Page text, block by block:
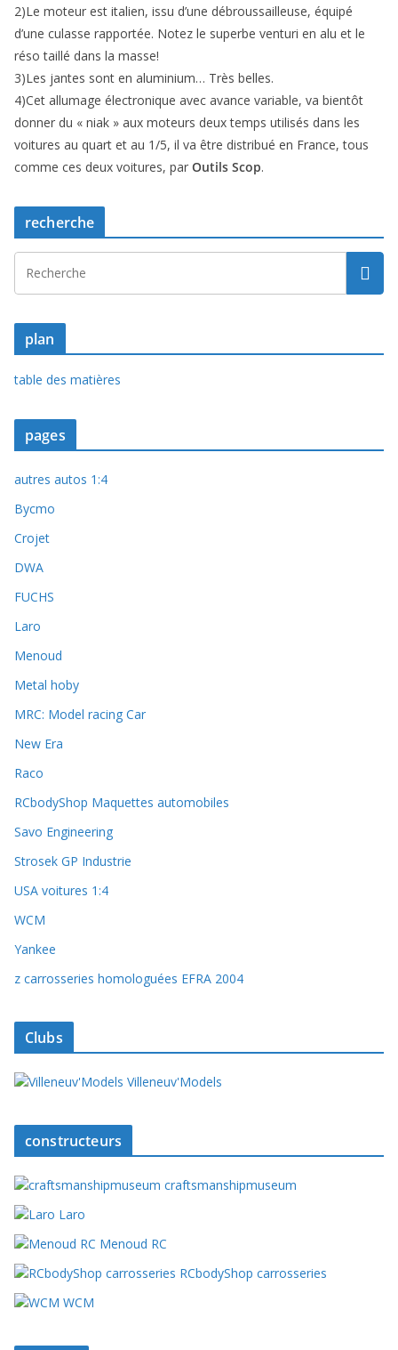
2)Le moteur est italien, issu d’une débroussailleuse, équipé
d’une culasse rap­portée. Notez le superbe venturi en alu et le
réso taillé dans la masse!
3)Les jantes sont en aluminium… Très belles.
4)Cet allumage électronique avec avance variable, va bientôt
donner du « niak » aux moteurs deux temps utilisés dans les
voi­tures au quart et au 1/5, il va être distribué en France, tous
comme ces deux voitures, par Outils Scop.
recherche
plan
table des matières
pages
autres autos 1:4
Bycmo
Crojet
DWA
FUCHS
Laro
Menoud
Metal hoby
MRC: Model racing Car
New Era
Raco
RCbodyShop Maquettes automobiles
Savo Engineering
Strosek GP Industrie
USA voitures 1:4
WCM
Yankee
z carrosseries homologuées EFRA 2004
Clubs
Villeneuv'Models
constructeurs
craftsmanshipmuseum
Laro
Menoud RC
RCbodyShop carrosseries
WCM